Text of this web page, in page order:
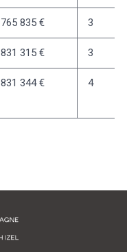
765 835 € 3
831 315 € 3
831 344 € 4